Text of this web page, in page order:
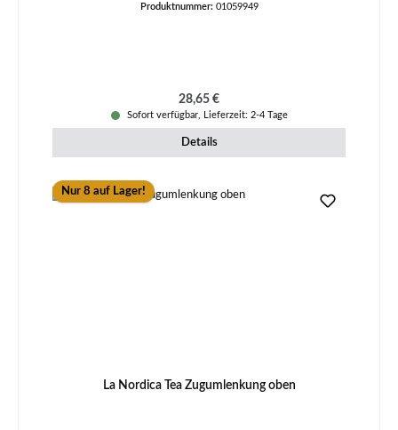
Produktnummer: 01059949
Regulärer Preis:
28,65 €
Sofort verfügbar, Lieferzeit: 2-4 Tage
Details
Nur 8 auf Lager!
La Nordica Tea Zugumlenkung oben